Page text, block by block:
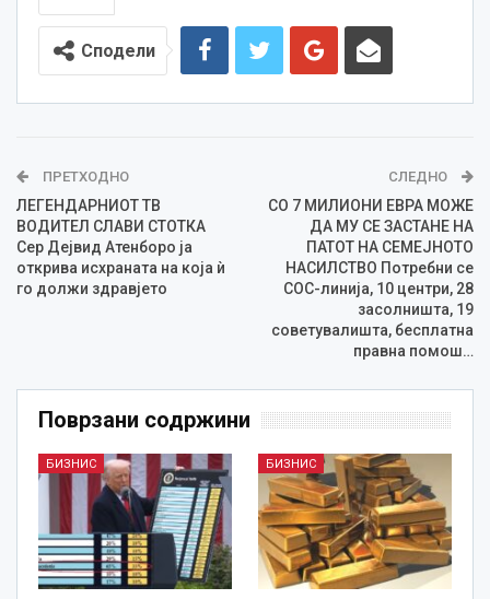
Сподели
ПРЕТХОДНО
ЛЕГЕНДАРНИОТ ТВ
ВОДИТЕЛ СЛАВИ СТОТКА
Сер Дејвид Атенборо ја
открива исхраната на која ѝ
го должи здравјето
СЛЕДНО
СО 7 МИЛИОНИ ЕВРА МОЖЕ
ДА МУ СЕ ЗАСТАНЕ НА
ПАТОТ НА СЕМЕЈНОТО
НАСИЛСТВО Потребни се
СОС-линија, 10 центри, 28
засолништа, 19
советувалишта, бесплатна
правна помош…
Поврзани содржини
БИЗНИС БИЗНИС